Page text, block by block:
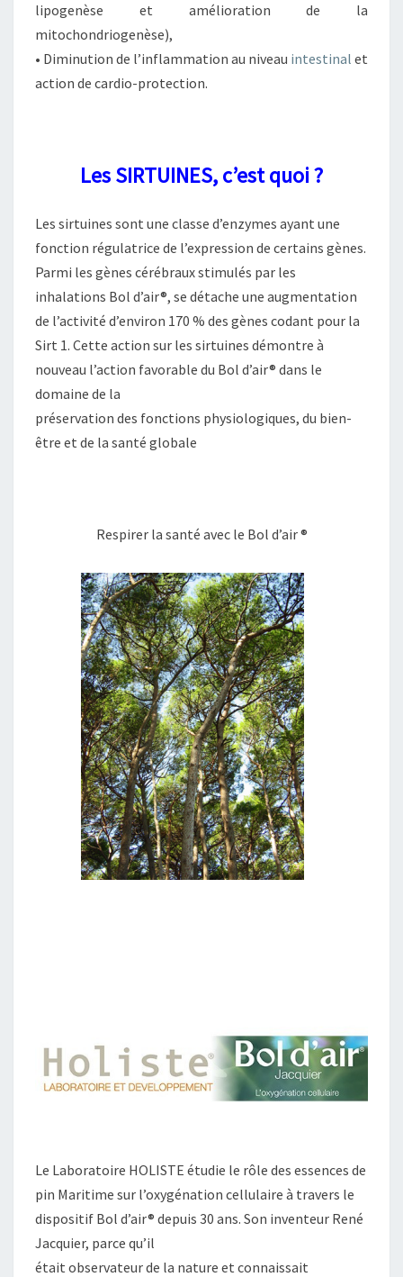
lipogenèse et amélioration de la
mitochondriogenèse),
• Diminution de l’inflammation au niveau intestinal et
action de cardio-protection.
Les SIRTUINES, c’est quoi ?
Les sirtuines sont une classe d’enzymes ayant une
fonction régulatrice de l’expression de certains gènes.
Parmi les gènes cérébraux stimulés par les
inhalations Bol d’air®, se détache une augmentation
de l’activité d’environ 170 % des gènes codant pour la
Sirt 1. Cette action sur les sirtuines démontre à
nouveau l’action favorable du Bol d’air® dans le
domaine de la
préservation des fonctions physiologiques, du bien-
être et de la santé globale
Respirer la santé avec le Bol d’air ®
Le Laboratoire HOLISTE étudie le rôle des essences de
pin Maritime sur l’oxygénation cellulaire à travers le
dispositif Bol d’air® depuis 30 ans. Son inventeur René
Jacquier, parce qu’il
était observateur de la nature et connaissait